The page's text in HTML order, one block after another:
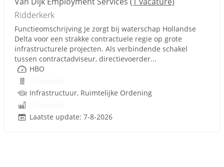
Ridderkerk
Functieomschrijving Je zorgt bij waterschap Hollandse
Delta voor een strakke contractuele regie op grote
infrastructurele projecten. Als verbindende schakel
tussen contractadviseur, directievoerder...
HBO
Infrastructuur, Ruimtelijke Ordening
Laatste update: 7-8-2026